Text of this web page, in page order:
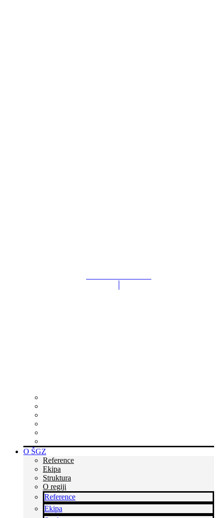
O ŠGZ
Reference
Ekipa
Struktura
O regiji
Reference
Ekipa